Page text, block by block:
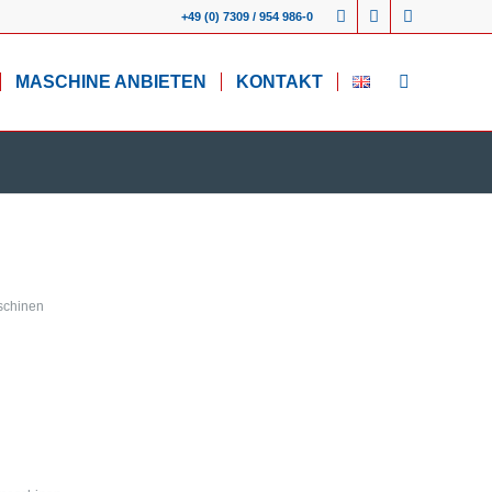
+49 (0) 7309 / 954 986-0
MASCHINE ANBIETEN KONTAKT